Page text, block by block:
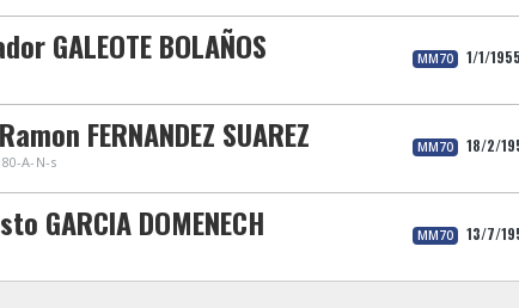
GALEOTE BOLAÑOS MM70 1/1/1955
FERNANDEZ SUAREZ
A-N-s
MM70 18/2/
GARCIA DOMENECH MM70 13/7/